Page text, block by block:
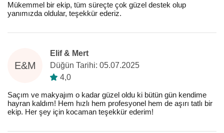
Mükemmel bir ekip, tüm süreçte çok güzel destek olup
yanımızda oldular, teşekkür ederiz.
E&M
Elif & Mert
Düğün Tarihi: 05.07.2025
4,0
Saçım ve makyajım o kadar güzel oldu ki bütün gün kendime
hayran kaldım! Hem hızlı hem profesyonel hem de aşırı tatlı bir
ekip. Her şey için kocaman teşekkür ederim!